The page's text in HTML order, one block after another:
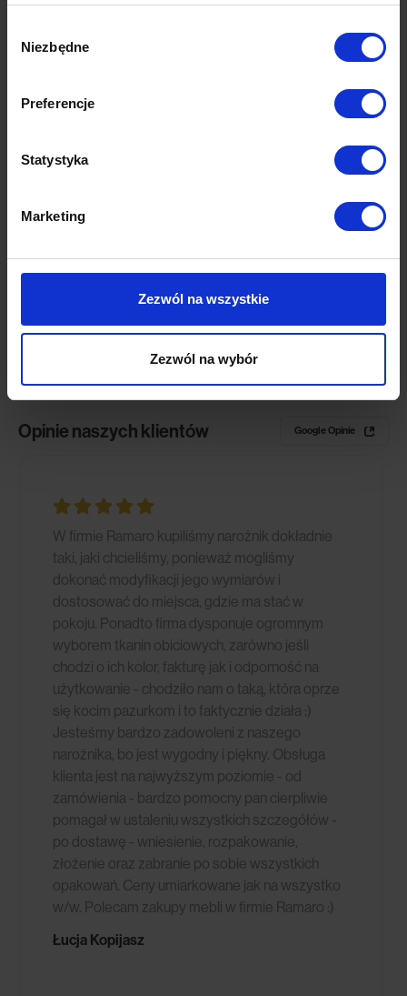
zgody
Niezbędne
Preferencje
Statystyka
Marketing
Zezwól na wszystkie
Zezwól na wybór
9,970.00zł
Sofa
8,470.00
Opinie naszych klientów Google Opinie
W firmie Ramaro kupiliśmy narożnik dokładnie
taki, jaki chcieliśmy, ponieważ mogliśmy
dokonać modyfikacji jego wymiarów i
dostosować do miejsca, gdzie ma stać w
pokoju. Ponadto firma dysponuje ogromnym
wyborem tkanin obiciowych, zarówno jeśli
chodzi o ich kolor, fakturę jak i odporność na
użytkowanie - chodziło nam o taką, która oprze
się kocim pazurkom i to faktycznie działa :)
Jesteśmy bardzo zadowoleni z naszego
narożnika, bo jest wygodny i piękny. Obsługa
klienta jest na najwyższym poziomie - od
zamówienia - bardzo pomocny pan cierpliwie
pomagał w ustaleniu wszystkich szczegółów -
po dostawę - wniesienie, rozpakowanie,
złożenie oraz zabranie po sobie wszystkich
opakowań. Ceny umiarkowane jak na wszystko
w/w. Polecam zakupy mebli w firmie Ramaro :)
Łucja Kopijasz